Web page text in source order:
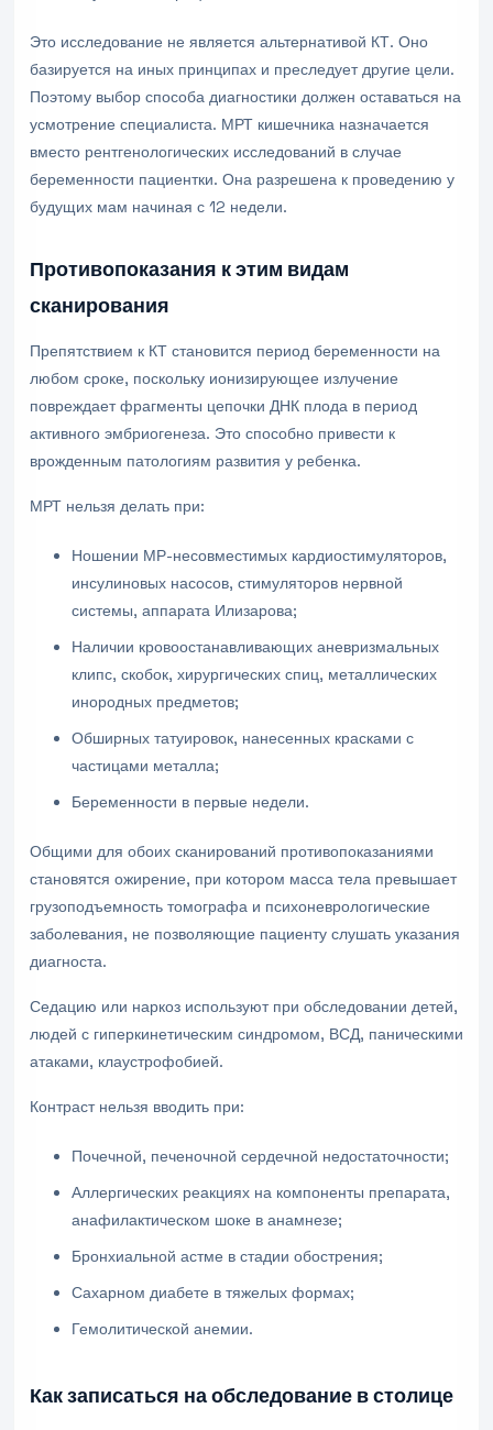
Это исследование не является альтернативой КТ. Оно
базируется на иных принципах и преследует другие цели.
Поэтому выбор способа диагностики должен оставаться на
усмотрение специалиста. МРТ кишечника назначается
вместо рентгенологических исследований в случае
беременности пациентки. Она разрешена к проведению у
будущих мам начиная с 12 недели.
Противопоказания к этим видам
сканирования
Препятствием к КТ становится период беременности на
любом сроке, поскольку ионизирующее излучение
повреждает фрагменты цепочки ДНК плода в период
активного эмбриогенеза. Это способно привести к
врожденным патологиям развития у ребенка.
МРТ нельзя делать при:
Ношении МР-несовместимых кардиостимуляторов,
инсулиновых насосов, стимуляторов нервной
системы, аппарата Илизарова;
Наличии кровоостанавливающих аневризмальных
клипс, скобок, хирургических спиц, металлических
инородных предметов;
Обширных татуировок, нанесенных красками с
частицами металла;
Беременности в первые недели.
Общими для обоих сканирований противопоказаниями
становятся ожирение, при котором масса тела превышает
грузоподъемность томографа и психоневрологические
заболевания, не позволяющие пациенту слушать указания
диагноста.
Седацию или наркоз используют при обследовании детей,
людей с гиперкинетическим синдромом, ВСД, паническими
атаками, клаустрофобией.
Контраст нельзя вводить при:
Почечной, печеночной сердечной недостаточности;
Аллергических реакциях на компоненты препарата,
анафилактическом шоке в анамнезе;
Бронхиальной астме в стадии обострения;
Сахарном диабете в тяжелых формах;
Гемолитической анемии.
Как записаться на обследование в столице